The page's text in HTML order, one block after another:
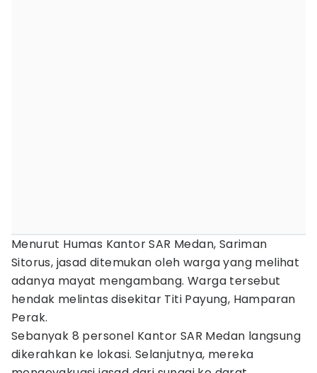
Menurut Humas Kantor SAR Medan, Sariman
Sitorus, jasad ditemukan oleh warga yang melihat
adanya mayat mengambang. Warga tersebut
hendak melintas disekitar Titi Payung, Hamparan
Perak.
Sebanyak 8 personel Kantor SAR Medan langsung
dikerahkan ke lokasi. Selanjutnya, mereka